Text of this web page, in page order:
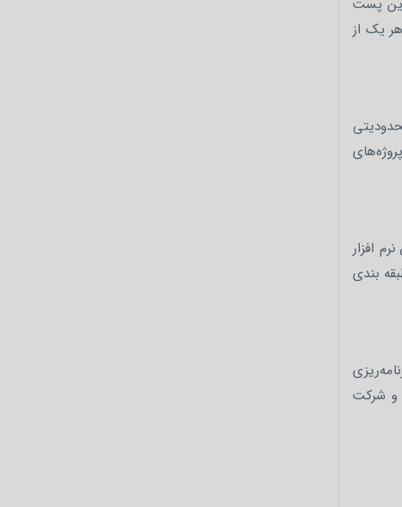
پست
یک از
است و هیچ محدودیتی
افزار
بندی
و شرکت